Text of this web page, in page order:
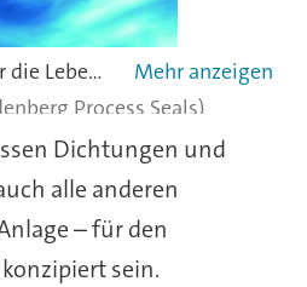
Geprüfte Werkstoffe für die Lebensmittel-, Getränke- und Pharmaindustrie
Process Seals)
Dichtungen und
alle anderen
– für den
sein.